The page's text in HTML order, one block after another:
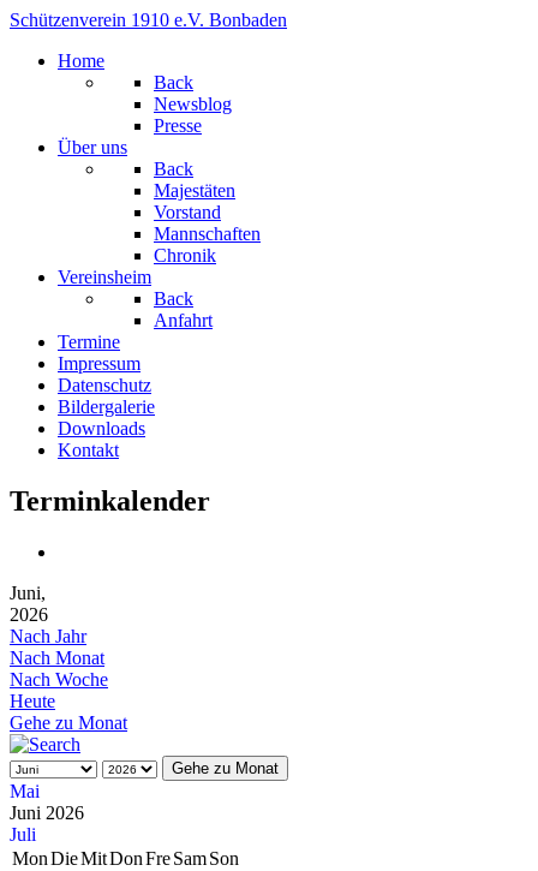
Schützenverein 1910 e.V. Bonbaden
Home
Back
Newsblog
Presse
Über uns
Back
Majestäten
Vorstand
Mannschaften
Chronik
Vereinsheim
Back
Anfahrt
Termine
Impressum
Datenschutz
Bildergalerie
Downloads
Kontakt
Terminkalender
Juni,
2026
Nach Jahr
Nach Monat
Nach Woche
Heute
Gehe zu Monat
Gehe zu Monat
Mai
Juni 2026
Juli
MonDieMitDonFreSamSon